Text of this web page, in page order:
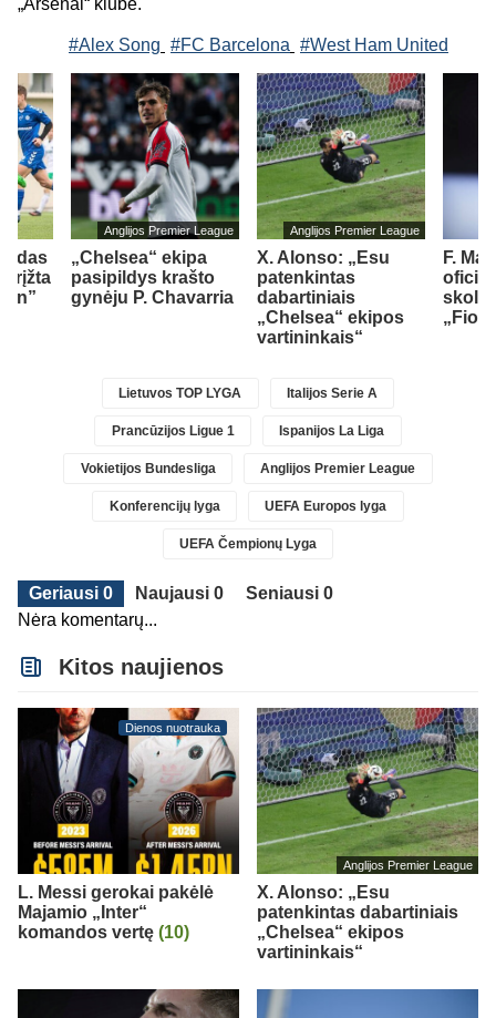
„Arsenal“ klube.
#Alex Song #FC Barcelona #West Ham United
Anglijos Premier League
„Chelsea“ ekipa
pasipildys krašto
gynėju P. Chavarria
Anglijos Premier League
X. Alonso: „Esu
patenkintas
dabartiniais
„Chelsea“ ekipos
vartininkais“
F.
Lietuvos TOP LYGA Italijos Serie A
Prancūzijos Ligue 1 Ispanijos La Liga
Vokietijos Bundesliga Anglijos Premier League
Konferencijų lyga UEFA Europos lyga
UEFA Čempionų Lyga
Geriausi 0 Naujausi 0
Seniausi 0
Nėra komentarų...
Kitos naujienos
Dienos nuotrauka
L. Messi gerokai pakėlė
Majamio „Inter“
komandos vertę (10)
Anglijos Premier League
X. Alonso: „Esu
patenkintas dabartiniais
„Chelsea“ ekipos
vartininkais“